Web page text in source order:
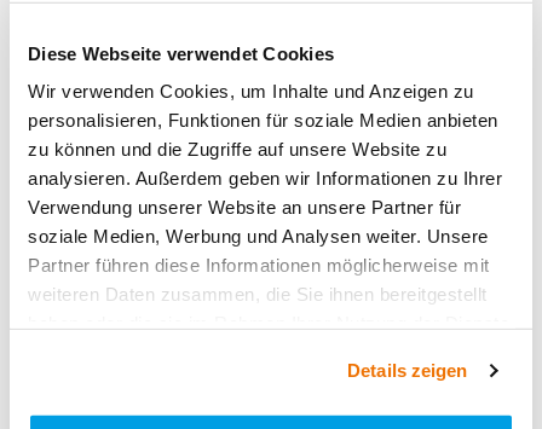
Diese Webseite verwendet Cookies
Wir verwenden Cookies, um Inhalte und Anzeigen zu
personalisieren, Funktionen für soziale Medien anbieten
zu können und die Zugriffe auf unsere Website zu
analysieren. Außerdem geben wir Informationen zu Ihrer
Verwendung unserer Website an unsere Partner für
soziale Medien, Werbung und Analysen weiter. Unsere
Partner führen diese Informationen möglicherweise mit
weiteren Daten zusammen, die Sie ihnen bereitgestellt
Details zeigen